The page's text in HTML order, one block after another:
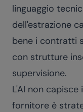
linguaggio
dell'estrazione
bene i contratti
con strutture
supervisione.
L'AI non
fornitore è